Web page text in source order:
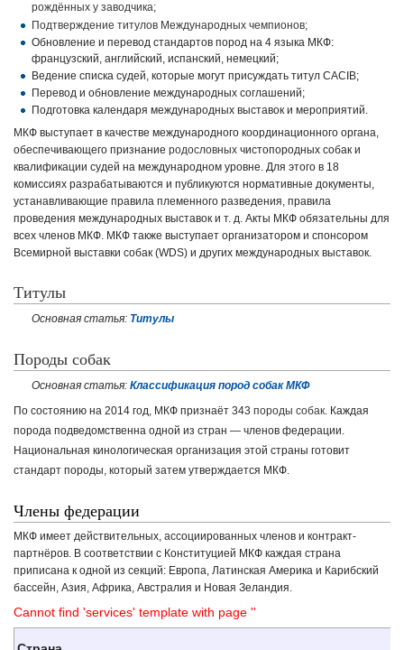
рождённых у заводчика;
Подтверждение титулов Международных чемпионов;
Обновление и перевод стандартов пород на 4 языка МКФ:
французский, английский, испанский, немецкий;
Ведение списка судей, которые могут присуждать титул CACIB;
Перевод и обновление международных соглашений;
Подготовка календаря международных выставок и мероприятий.
МКФ выступает в качестве международного координационного органа,
обеспечивающего признание родословных чистопородных собак и
квалификации судей на международном уровне. Для этого в 18
комиссиях разрабатываются и публикуются нормативные документы,
устанавливающие правила племенного разведения, правила
проведения международных выставок и т. д. Акты МКФ обязательны для
всех членов МКФ. МКФ также выступает организатором и спонсором
Всемирной выставки собак (WDS) и других международных выставок.
Титулы
Основная статья: Титулы
Породы собак
Основная статья: Классификация пород собак МКФ
По состоянию на 2014 год, МКФ признаёт 343 породы собак . Каждая
порода подведомственна одной из стран — членов федерации.
Национальная кинологическая организация этой страны готовит
стандарт породы, который затем утверждается МКФ.
Члены федерации
МКФ имеет действительных, ассоциированных членов и контракт-
партнёров. В соответствии с Конституцией МКФ каждая страна
приписана к одной из секций: Европа, Латинская Америка и Карибский
бассейн, Азия, Африка, Австралия и Новая Зеландия.
Cannot find 'services' template with page ''